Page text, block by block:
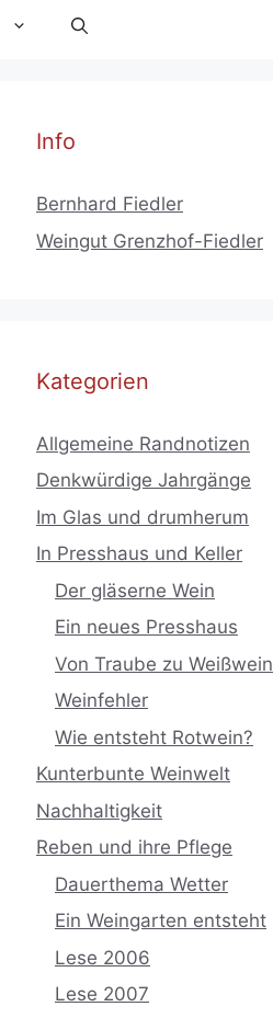
Info
Bernhard Fiedler
Weingut Grenzhof-Fiedler
Kategorien
Allgemeine Randnotizen
Denkwürdige Jahrgänge
Im Glas und drumherum
In Presshaus und Keller
Der gläserne Wein
Ein neues Presshaus
Von Traube zu Weißwein
Weinfehler
Wie entsteht Rotwein?
Kunterbunte Weinwelt
Nachhaltigkeit
Reben und ihre Pflege
Dauerthema Wetter
Ein Weingarten entsteht
Lese 2006
Lese 2007